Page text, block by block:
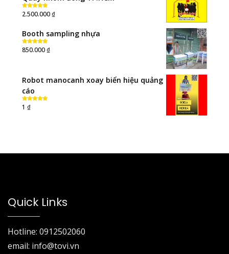
Rated5.00
out of 5
2.500.000₫
Booth sampling nhựa
Rated5.00
out of 5
850.000₫
Robot manocanh xoay biển hiệu quảng
cáo
Rated
out of 5
1 ₫
Quick Links
Hotline: 0912502060
email: info@tovi.vn